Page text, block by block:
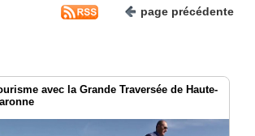
page précédente
avec la Grande Traversée de Haute-